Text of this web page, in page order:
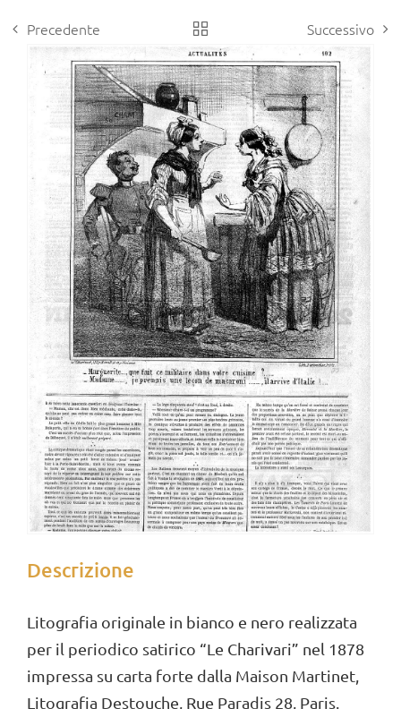
Precedente Successivo
View
Larger
Image
Descrizione
Litografia originale in bianco e nero realizzata
per il periodico satirico “Le Charivari” nel 1878
impressa su carta forte dalla Maison Martinet,
Litografia Destouche, Rue Paradis 28, Paris.